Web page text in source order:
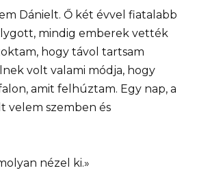
Dánielt. Ő két évvel fiatalabb
mindig emberek vették
hogy távol tartsam
volt valami módja, hogy
amit felhúztam. Egy nap, a
velem szemben és
nézel ki.»